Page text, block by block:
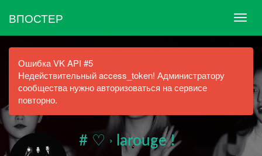
ВПОСТЕР
Ошибка VK API #5
Недействительный access_token! Администратору
сообщества нужно авторизоваться на сервисе
повторно.
# ♡ ˒ larouge !